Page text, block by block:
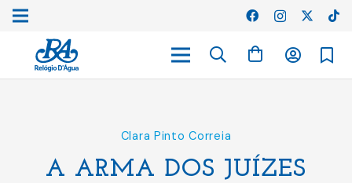
Clara Pinto Correia
A ARMA DOS JUÍZES